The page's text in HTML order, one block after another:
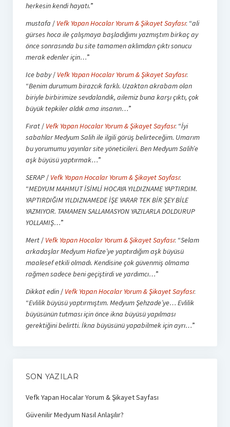
herkesin kendi hayatı.”
mustafa / Vefk Yapan Hocalar Yorum & Şikayet Sayfası: “ali
gürses hoca ile çalışmaya başladığımı yazmıştım birkaç ay
önce sonrasında bu site tamamen aklımdan çıktı sonucu
merak edenler için…”
Ice baby/ Vefk Yapan Hocalar Yorum & Şikayet Sayfası:
“Benim durumum birazcık farklı. Uzaktan akrabam olan
biriyle birbirimize sevdalandık, ailemiz buna karşı çıktı, çok
büyük tepkiler aldık ama insanın…”
Fırat/ Vefk Yapan Hocalar Yorum & Şikayet Sayfası: “İyi
sabahlar Medyum Salih ile ilgili görüş belirteceğim. Umarım
bu yorumumu yayınlar site yöneticileri. Ben Medyum Salih’e
aşk büyüsü yaptırmak…”
SERAP/ Vefk Yapan Hocalar Yorum & Şikayet Sayfası:
“MEDYUM MAHMUT İSİMLİ HOCAYA YILDIZNAME YAPTIRDIM.
YAPTIRDIĞIM YILDIZNAMEDE İŞE YARAR TEK BİR ŞEY BİLE
YAZMIYOR. TAMAMEN SALLAMASYON YAZILARLA DOLDURUP
YOLLAMIŞ…”
Mert/ Vefk Yapan Hocalar Yorum & Şikayet Sayfası: “Selam
arkadaşlar Medyum Hafize’ye yaptırdığım aşk büyüsü
maalesef etkili olmadı. Kendisine çok güvenmiş olmama
rağmen sadece beni geçiştirdi ve yardımcı…”
Dikkat edin/ Vefk Yapan Hocalar Yorum & Şikayet Sayfası:
“Evlilik büyüsü yaptırmıştım. Medyum Şehzade’ye… Evlilik
büyüsünün tutması için önce ikna büyüsü yapılması
gerektiğini belirtti. İkna büyüsünü yapabilmek için ayrı…”
SON YAZILAR
Vefk Yapan Hocalar Yorum & Şikayet Sayfası
Güvenilir Medyum Nasıl Anlaşılır?